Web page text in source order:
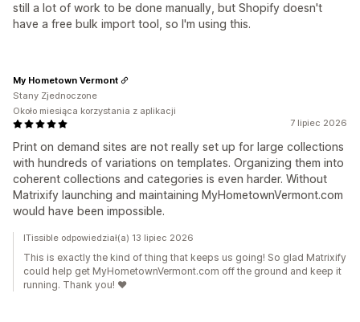
still a lot of work to be done manually, but Shopify doesn't
have a free bulk import tool, so I'm using this.
7 lipiec 2026
Print on demand sites are not really set up for large collections
with hundreds of variations on templates. Organizing them into
coherent collections and categories is even harder. Without
Matrixify launching and maintaining MyHometownVermont.com
would have been impossible.
My Hometown Vermont
Stany Zjednoczone
Około miesiąca korzystania z aplikacji
ITissible odpowiedział(a) 13 lipiec 2026
This is exactly the kind of thing that keeps us going! So glad Matrixify
could help get MyHometownVermont.com off the ground and keep it
running. Thank you! ❤️